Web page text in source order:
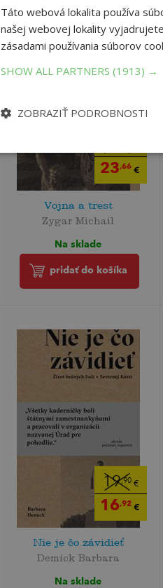
23,66 €
Vojna a trest
Zygar Michail
Na sklade
pridať do košíka
19,90 €
16,92 €
Nie je čo závidieť
Demick Barbara
Na sklade
Táto webová lokalita používa
našej webovej lokality
zásadami používania súborov
SHOW ALL PARTNERS (1913) →
ZOBRAZIŤ PODROBNOSTI